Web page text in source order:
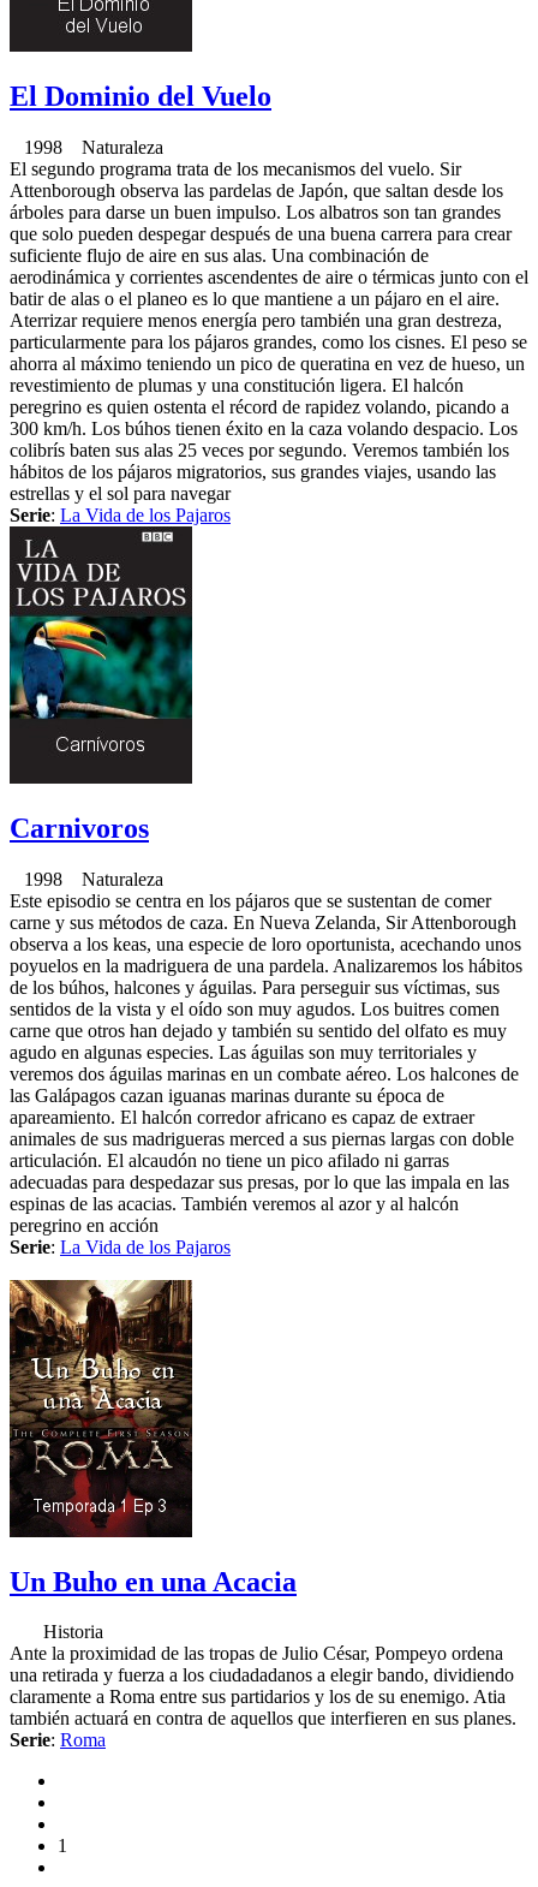
El Dominio del Vuelo
1998 Naturaleza
El segundo programa trata de los mecanismos del vuelo. Sir
Attenborough observa las pardelas de Japón, que saltan desde los
árboles para darse un buen impulso. Los albatros son tan grandes
que solo pueden despegar después de una buena carrera para crear
suficiente flujo de aire en sus alas. Una combinación de
aerodinámica y corrientes ascendentes de aire o térmicas junto con el
batir de alas o el planeo es lo que mantiene a un pájaro en el aire.
Aterrizar requiere menos energía pero también una gran destreza,
particularmente para los pájaros grandes, como los cisnes. El peso se
ahorra al máximo teniendo un pico de queratina en vez de hueso, un
revestimiento de plumas y una constitución ligera. El halcón
peregrino es quien ostenta el récord de rapidez volando, picando a
300 km/h. Los búhos tienen éxito en la caza volando despacio. Los
colibrís baten sus alas 25 veces por segundo. Veremos también los
hábitos de los pájaros migratorios, sus grandes viajes, usando las
estrellas y el sol para navegar
Serie: La Vida de los Pajaros
Carnivoros
1998 Naturaleza
Este episodio se centra en los pájaros que se sustentan de comer
carne y sus métodos de caza. En Nueva Zelanda, Sir Attenborough
observa a los keas, una especie de loro oportunista, acechando unos
poyuelos en la madriguera de una pardela. Analizaremos los hábitos
de los búhos, halcones y águilas. Para perseguir sus víctimas, sus
sentidos de la vista y el oído son muy agudos. Los buitres comen
carne que otros han dejado y también su sentido del olfato es muy
agudo en algunas especies. Las águilas son muy territoriales y
veremos dos águilas marinas en un combate aéreo. Los halcones de
las Galápagos cazan iguanas marinas durante su época de
apareamiento. El halcón corredor africano es capaz de extraer
animales de sus madrigueras merced a sus piernas largas con doble
articulación. El alcaudón no tiene un pico afilado ni garras
adecuadas para despedazar sus presas, por lo que las impala en las
espinas de las acacias. También veremos al azor y al halcón
peregrino en acción
Serie: La Vida de los Pajaros
Un Buho en una Acacia
Historia
Ante la proximidad de las tropas de Julio César, Pompeyo ordena
una retirada y fuerza a los ciudadadanos a elegir bando, dividiendo
claramente a Roma entre sus partidarios y los de su enemigo. Atia
también actuará en contra de aquellos que interfieren en sus planes.
Serie: Roma
1